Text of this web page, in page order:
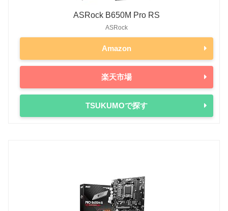
ASRock B650M Pro RS
ASRock
Amazon
楽天市場
TSUKUMOで探す